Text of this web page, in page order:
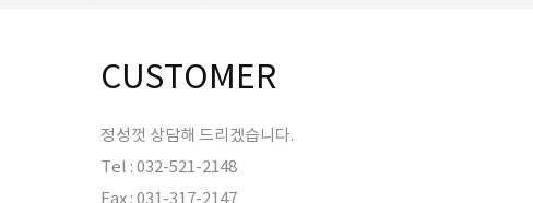
CUSTOMER
정성껏 상담해 드리겠습니다.
Tel : 032-521-2148
Fax : 031-317-2147